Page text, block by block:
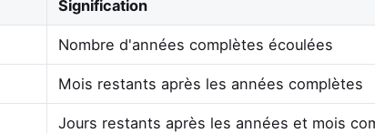
Signification
Nombre d'années complètes écoulées
Mois restants après les années complètes
Jours restants après les années et mois